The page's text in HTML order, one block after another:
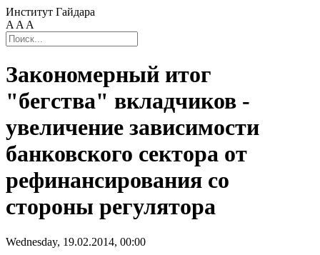
Институт Гайдара
A A A
Закономерный итог
"бегства" вкладчиков -
увеличение зависимости
банковского сектора от
рефинансирования со
стороны регулятора
Wednesday, 19.02.2014, 00:00